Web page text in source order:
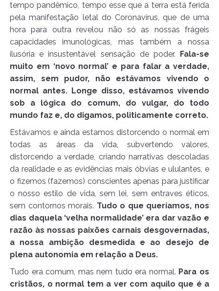
tempo pandêmico, tempo esse que a terra está ferida
pela manifestação letal do Coronavírus, que de uma
hora para outra revelou não só as nossas frágeis
capacidades imunológicas, mas também a nossa
ilusória e insustentável sensação de poder.
Fala-se
muito em ‘novo normal’ e para falar a verdade,
assim, sem pudor, não estávamos vivendo o
normal antes. Longe disso, estávamos vivendo
sob a lógica do comum, do vulgar, do todo
mundo faz e, do digamos, politicamente correto.
Estávamos e ainda estamos distorcendo o normal em
todas as áreas da vida, subvertendo valores,
distorcendo a verdade, criando narrativas descoladas
da realidade e as evidências mais óbvias e ululantes, e
o fizemos (fazemos) conscientes apenas para justificar
o nosso estilo de vida, sem lei, sem entraves éticos,
sem contornos morais. Tudo o que queríamos, nos
dias daquela ‘velha normalidade’ era dar vazão e
razão às nossas paixões carnais desgovernadas,
a nossa ambição desmedida e ao desejo de
plena autonomia em relação a Deus.
Tudo era comum, mas nem tudo era normal. Para os
cristãos, o normal tem a ver com aquilo que é a